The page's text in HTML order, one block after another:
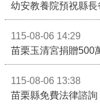
幼安教養院預祝縣
115-08-06 14:29
115-08-06 13:38
苗栗縣免費法律諮詢